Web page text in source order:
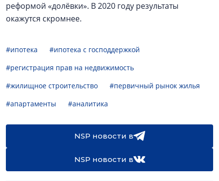
реформой «долёвки». В 2020 году результаты
окажутся скромнее.
#ипотека
#ипотека с господдержкой
#регистрация прав на недвижимость
#жилищное строительство
#первичный рынок жилья
#апартаменты
#аналитика
NSP новости в
NSP новости в